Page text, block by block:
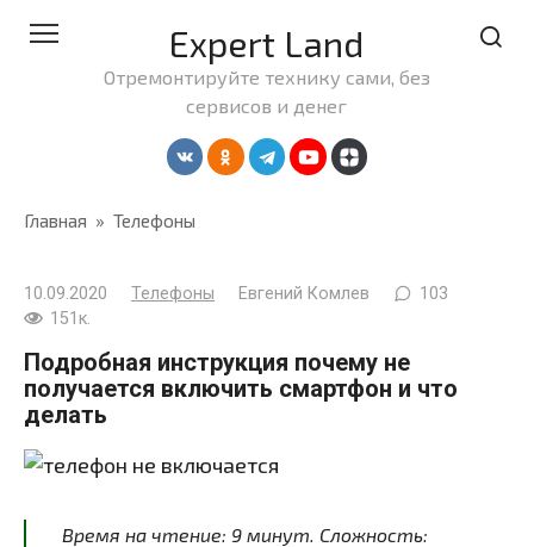
Expert Land
Отремонтируйте технику сами, без
сервисов и денег
Главная » Телефоны
10.09.2020 Телефоны Евгений Комлев
103
151к.
Подробная инструкция почему не
получается включить смартфон и что
делать
Время на чтение: 9 минут . Сложность: